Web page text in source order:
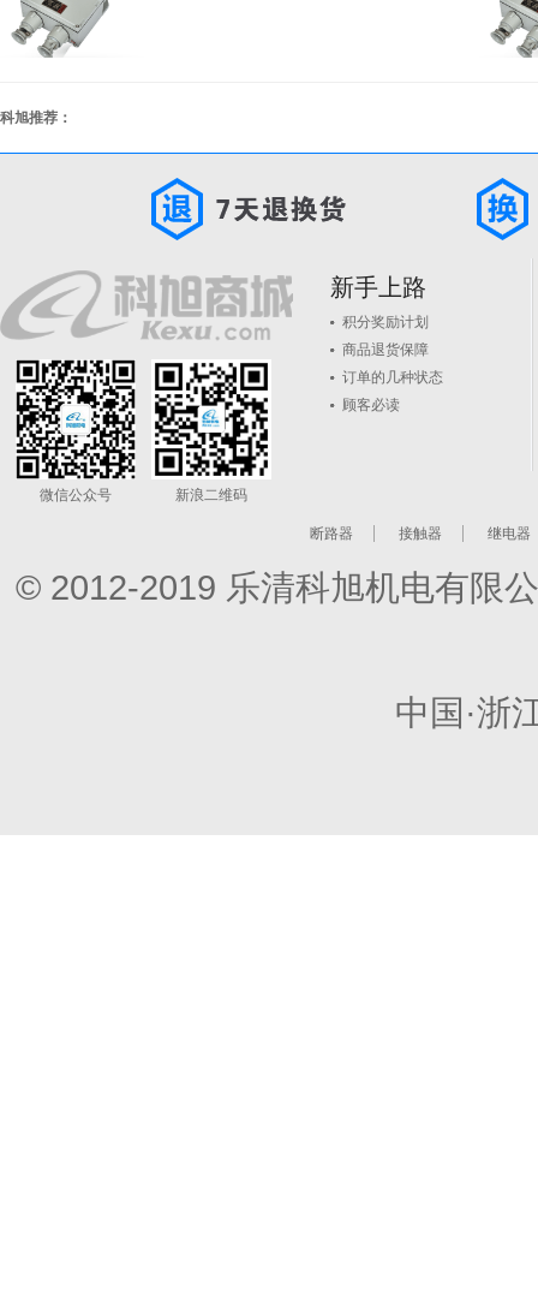
科旭推荐：
微信公众号 新浪二维码
新手上路
积分奖励计划
商品退货保障
订单的几种状态
顾客必读
断路器 接触器 继电器
© 2012-2019 乐清科旭机电有限
中国·浙